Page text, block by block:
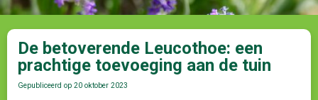
De betoverende Leucothoe: een
prachtige toevoeging aan de tuin
Gepubliceerd op 20 oktober 2023